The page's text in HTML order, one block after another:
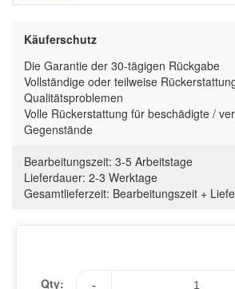
Käuferschutz
Die Garantie der 30-tägigen Rückgabe
Vollständige oder teilweise
Qualitätsproblemen
Volle Rückerstattung für beschädigte /
Gegenstände
Bearbeitungszeit: 3-5 Arbeitstage
Lieferdauer: 2-3 Werktage
Gesamtlieferzeit: Bearbeitungszeit +
Qty: -